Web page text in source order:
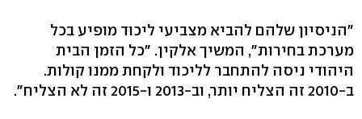
"הניסיון שלהם להביא מצביעי ליכוד מופיע בכל
מערכת בחירות", המשיך אלקין. "כל הזמן הבית
היהודי ניסה להתחבר לליכוד ולקחת ממנו קולות.
ב-2010 זה הצליח יותר, וב-2013 ו-2015 זה לא הצליח".